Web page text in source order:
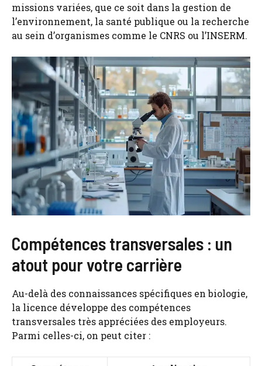
missions variées, que ce soit dans la gestion de
l’environnement, la santé publique ou la recherche
au sein d’organismes comme le CNRS ou l’INSERM.
Compétences transversales : un
atout pour votre carrière
Au-delà des connaissances spécifiques en biologie,
la licence développe des compétences
transversales très appréciées des employeurs.
Parmi celles-ci, on peut citer :